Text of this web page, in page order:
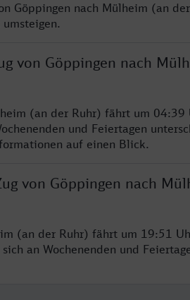
Göppingen nach Mülheim (an
von Göppingen nach
(an der Ruhr) fährt um
und Feiertagen
auf einen Blick.
von Göppingen nach
(an der Ruhr) fährt um 19:51
an Wochenenden und